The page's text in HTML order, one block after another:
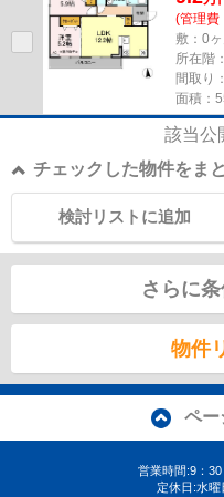
(管理費
敷：0
所在階
間取り
面積：
該当公
チェックした物件をま
検討リストに追加
さらに
物件
ペー
営業時間:9：
定休日:水曜